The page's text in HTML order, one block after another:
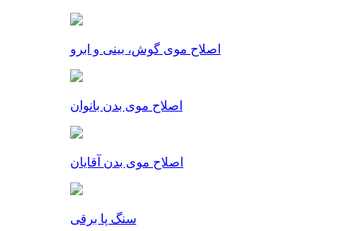
اصلاح موی گوش، بینی و ابرو
اصلاح موی بدن بانوان
اصلاح موی بدن آقایان
سنگ پا برقی